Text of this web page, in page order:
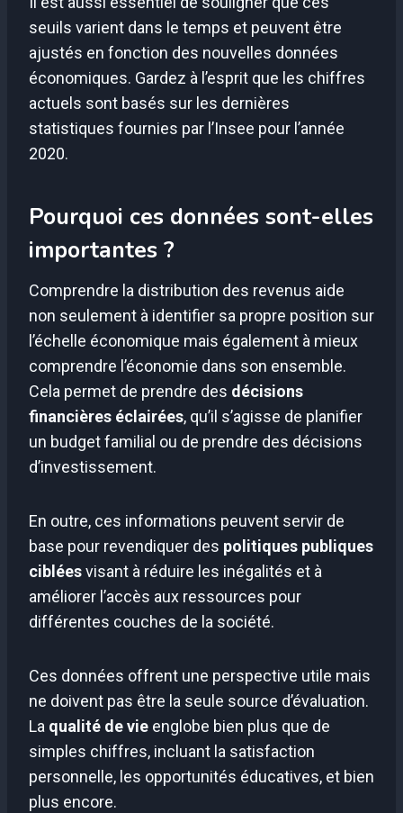
seuils varient dans le temps et peuvent être
ajustés en fonction des nouvelles données
économiques. Gardez à l’esprit que les chiffres
actuels sont basés sur les dernières
statistiques fournies par l’Insee pour l’année
2020.
Pourquoi ces données sont-elles
importantes ?
Comprendre la distribution des revenus aide
non seulement à identifier sa propre position sur
l’échelle économique mais également à mieux
comprendre l’économie dans son ensemble.
Cela permet de prendre des décisions
financières éclairées, qu’il s’agisse de planifier
un budget familial ou de prendre des décisions
d’investissement.
En outre, ces informations peuvent servir de
base pour revendiquer des politiques publiques
cibléesvisant à réduire les inégalités et à
améliorer l’accès aux ressources pour
différentes couches de la société.
Ces données offrent une perspective utile mais
ne doivent pas être la seule source d’évaluation.
La qualité de vie englobe bien plus que de
simples chiffres, incluant la satisfaction
personnelle, les opportunités éducatives, et bien
plus encore.